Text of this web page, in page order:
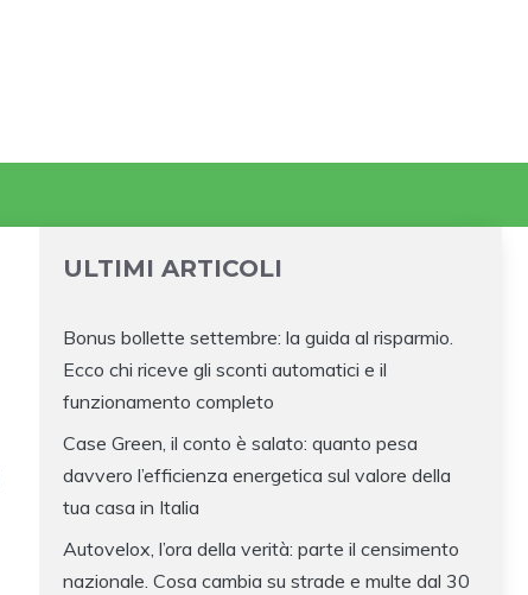
ULTIMI ARTICOLI
Bonus bollette settembre: la guida al risparmio.
Ecco chi riceve gli sconti automatici e il
funzionamento completo
Case Green, il conto è salato: quanto pesa
davvero l’efficienza energetica sul valore della
tua casa in Italia
Autovelox, l’ora della verità: parte il censimento
nazionale. Cosa cambia su strade e multe dal 30